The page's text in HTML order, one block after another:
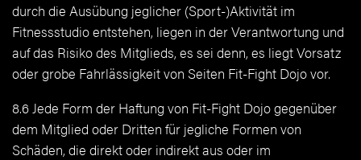
durch die Ausübung jeglicher (Sport-)Aktivität im
Fitnessstudio entstehen, liegen in der Verantwortung und
auf das Risiko des Mitglieds, es sei denn, es liegt Vorsatz
oder grobe Fahrlässigkeit von Seiten Fit-Fight Dojo vor.
8.6 Jede Form der Haftung von Fit-Fight Dojo gegenüber
dem Mitglied oder Dritten für jegliche Formen von
Schäden, die direkt oder indirekt aus oder im